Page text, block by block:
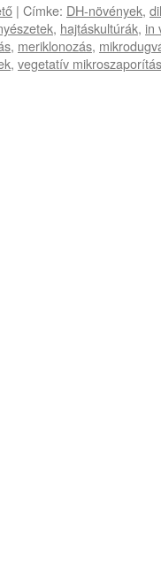
| Címke: DH-növények,
, hajtáskultúrák, in
, meriklonozás,
, vegetatív mikroszaporítás